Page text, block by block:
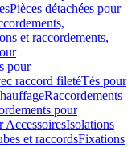
Pièces détachées pour
et raccordements,
pour
raccord filetéTés pour
Raccordements
pour
AccessoiresIsolations
et raccordsFixations